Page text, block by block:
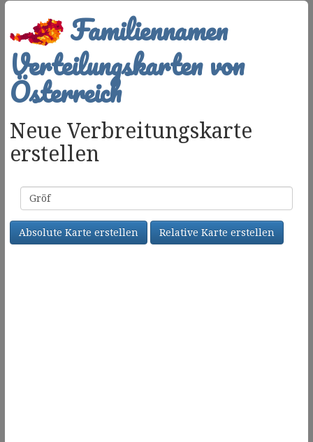
Familiennamen
Verteilungskarten von
Österreich
Neue Verbreitungskarte
erstellen
Familienname
Absolute Karte erstellen Relative Karte erstellen